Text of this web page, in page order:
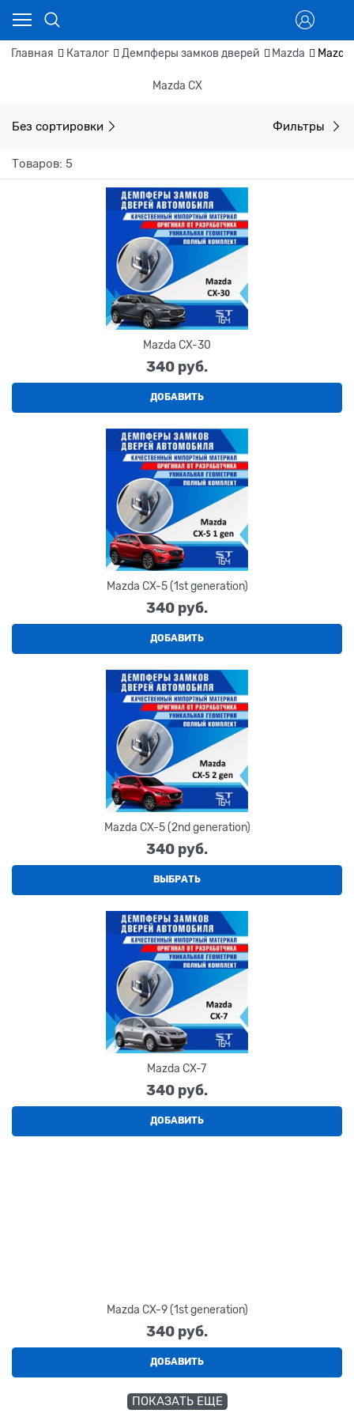
Главная Каталог Демпферы замков дверей Mazda Mazda
Mazda CX
Без сортировки Фильтры
Товаров: 5
Mazda CX-30
340 руб.
ДОБАВИТЬ
Mazda CX-5 (1st generation)
340 руб.
ДОБАВИТЬ
Mazda CX-5 (2nd generation)
340 руб.
ВЫБРАТЬ
Mazda CX-7
340 руб.
ДОБАВИТЬ
Mazda CX-9 (1st generation)
340 руб.
ДОБАВИТЬ
ПОКАЗАТЬ ЕЩЕ